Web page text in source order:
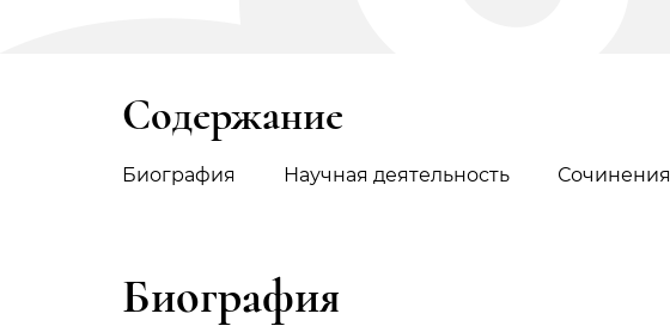
Содержание
Биография Научная деятельность Сочинения
Биография